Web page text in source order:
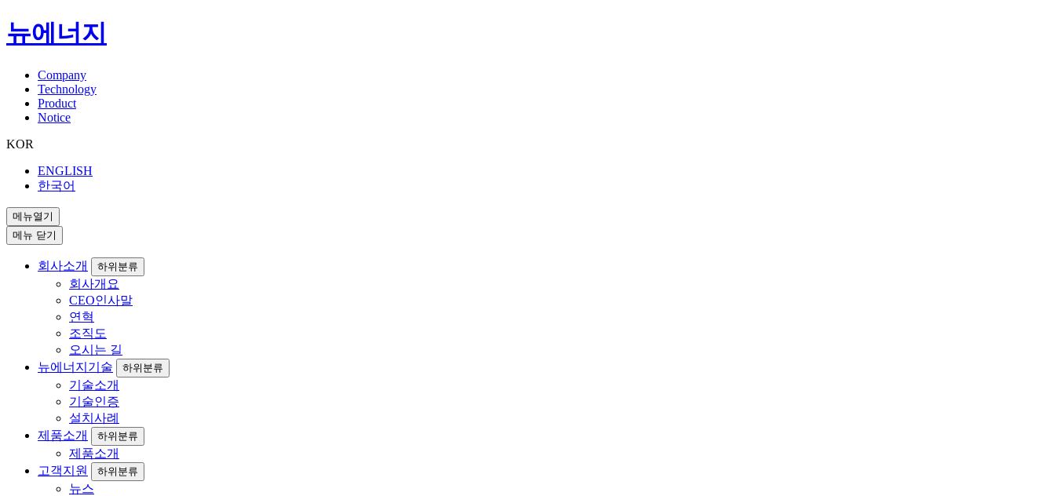
뉴에너지
Company
Technology
Product
Notice
KOR
ENGLISH
한국어
메뉴열기
메뉴 닫기
회사소개 하위분류
회사개요
CEO인사말
연혁
조직도
오시는 길
뉴에너지기술
하위분류
기술소개
기술인증
설치사례
제품소개
하위분류
제품소개
고객지원
하위분류
뉴스